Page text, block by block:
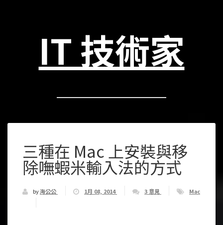
IT 技術家
三種在 Mac 上安裝與移
除嘸蝦米輸入法的方式
by海公公 1月 08, 2014 3 意見 Mac